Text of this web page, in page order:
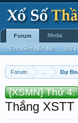
Forum Dự
{XSMN} Thứ 4:
Thắng XSTT
Forum
Tìm kiếm diễn đàn Bài
Media